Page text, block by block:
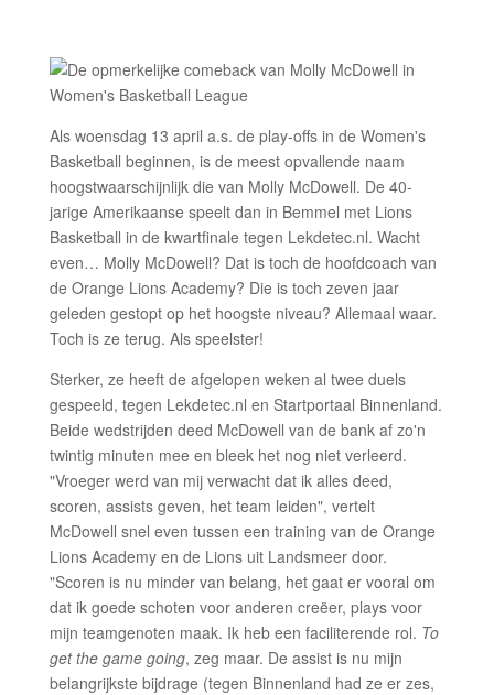
Als woensdag 13 april a.s. de play-offs in de Women's
Basketball beginnen, is de meest opvallende naam
hoogstwaarschijnlijk die van Molly McDowell. De 40-
jarige Amerikaanse speelt dan in Bemmel met Lions
Basketball in de kwartfinale tegen Lekdetec.nl. Wacht
even… Molly McDowell? Dat is toch de hoofdcoach van
de Orange Lions Academy? Die is toch zeven jaar
geleden gestopt op het hoogste niveau? Allemaal waar.
Toch is ze terug. Als speelster!
Sterker, ze heeft de afgelopen weken al twee duels
gespeeld, tegen Lekdetec.nl en Startportaal Binnenland.
Beide wedstrijden deed McDowell van de bank af zo'n
twintig minuten mee en bleek het nog niet verleerd.
"Vroeger werd van mij verwacht dat ik alles deed,
scoren, assists geven, het team leiden", vertelt
McDowell snel even tussen een training van de Orange
Lions Academy en de Lions uit Landsmeer door.
"Scoren is nu minder van belang, het gaat er vooral om
dat ik goede schoten voor anderen creëer, plays voor
mijn teamgenoten maak. Ik heb een faciliterende rol. To
get the game going, zeg maar. De assist is nu mijn
belangrijkste bijdrage (tegen Binnenland had ze er zes,